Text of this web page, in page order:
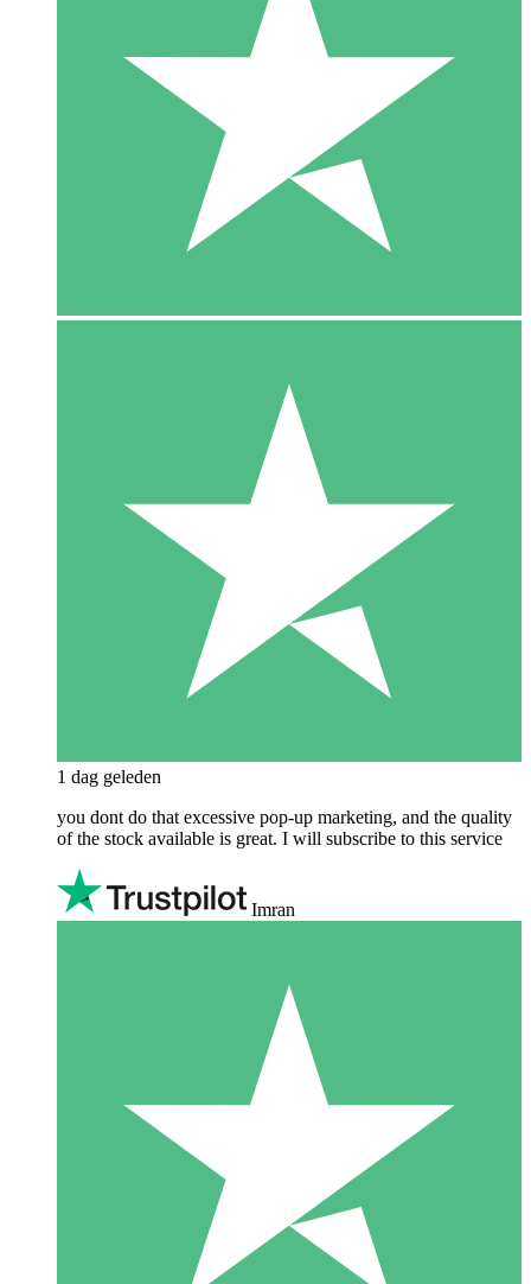
1 dag geleden
you dont do that excessive pop-up marketing, and the quality
of the stock available is great. I will subscribe to this service
Imran